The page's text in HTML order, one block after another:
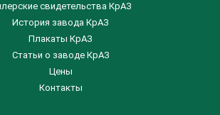
свидетельства КрАЗ
История завода КрАЗ
Плакаты КрАЗ
Статьи о заводе КрАЗ
Цены
Контакты